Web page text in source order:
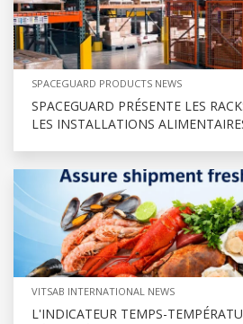
SPACEGUARD PRODUCTS NEWS
SPACEGUARD PRÉSENTE LES
LES INSTALLATIONS
VITSAB INTERNATIONAL NEWS
L'INDICATEUR TEMPS-